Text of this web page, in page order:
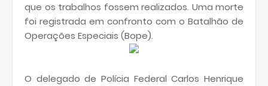
que os trabalhos fossem realizados. Uma morte
foi registrada em confronto com o Batalhão de
Operações Especiais (Bope).
O delegado de Polícia Federal Carlos Henrique